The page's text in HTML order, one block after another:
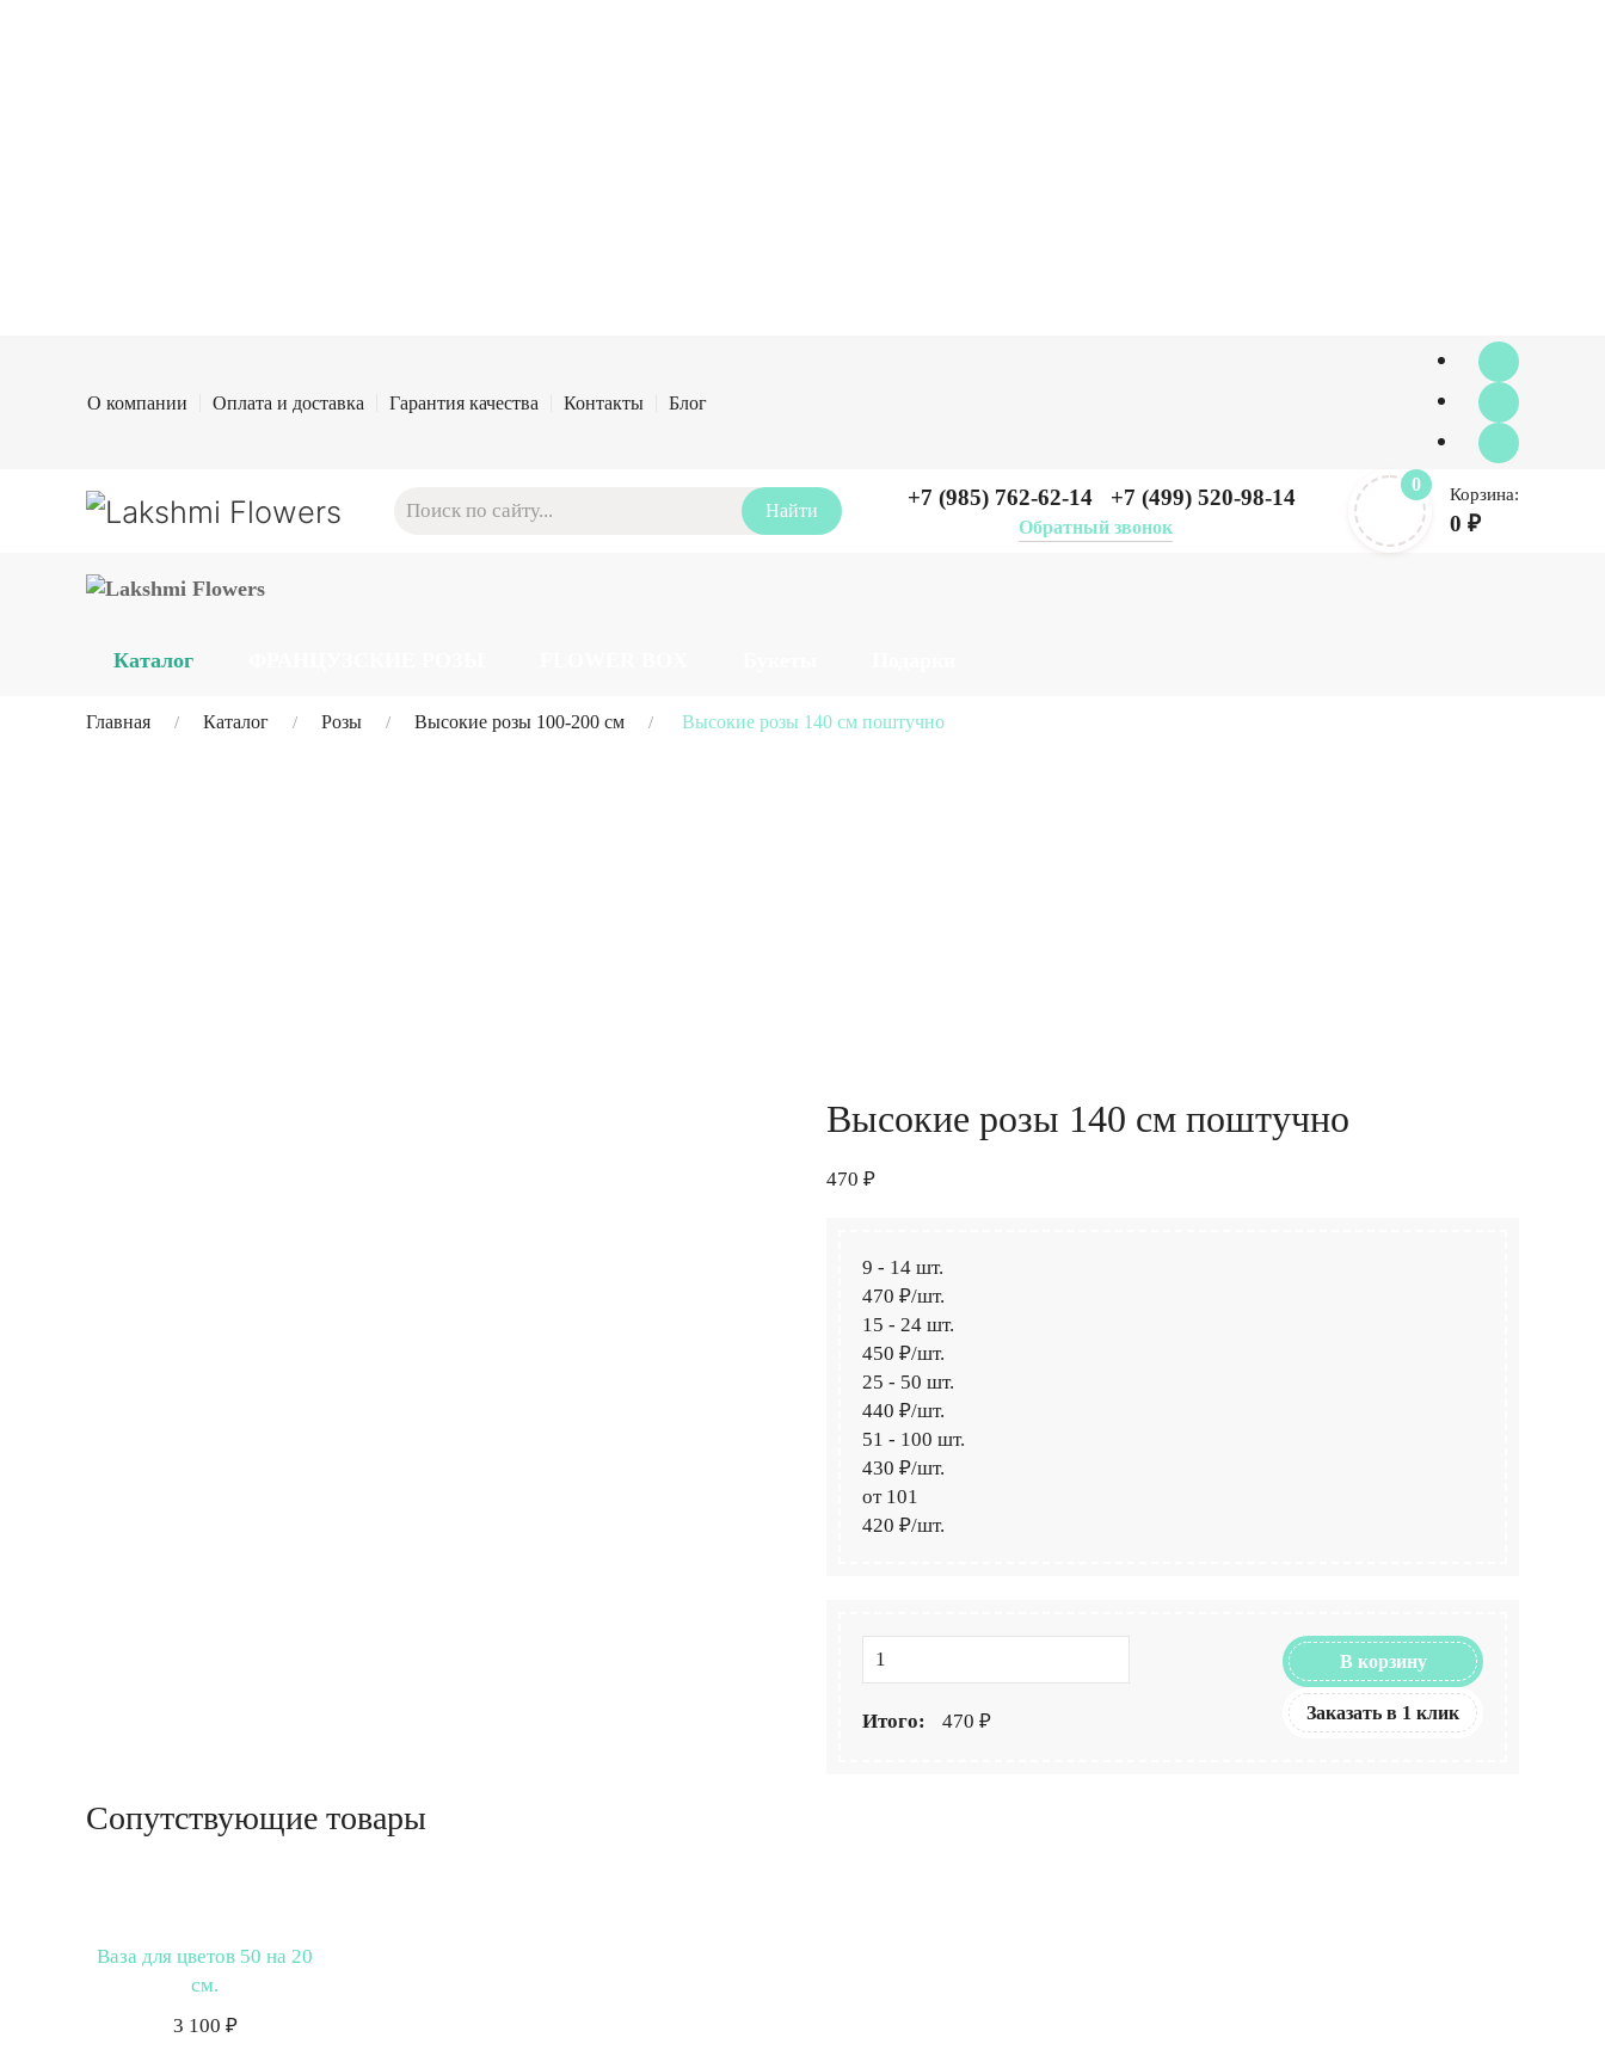
О компании Оплата и доставка Гарантия качества Контакты Блог
+7 (985) 762-62-14 +7 (499) 520-98-14
Обратный звонок
0 Корзина:
0 ₽
Каталог
Главная Каталог Розы Высокие розы 100-200 см Высокие розы 140 см поштучно
Высокие розы 140 см поштучно
470 ₽
9 - 14 шт.
470 ₽/шт.
15 - 24 шт.
450 ₽/шт.
25 - 50 шт.
440 ₽/шт.
51 - 100 шт.
430 ₽/шт.
от 101
420 ₽/шт.
Итого: 470 ₽
В корзину
Заказать в 1 клик
Сопутствующие товары
Ваза для цветов 50 на 20
см.
3 100 ₽